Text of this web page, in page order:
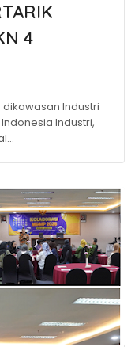
4
Industri
Industri,